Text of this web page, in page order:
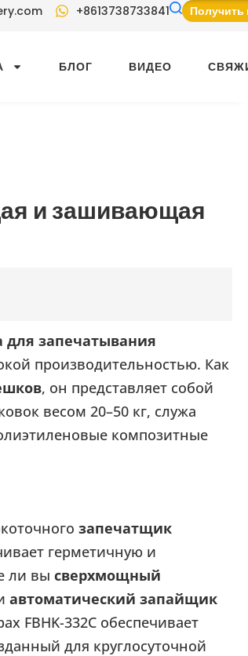
+8613738733841 Получить
БЛОГ ВИДЕО
и зашивающая
запечатывания
производительностью. Как
, он представляет собой
весом 20–50 кг, служа
композитные
запечатщик
герметичную и
ли вы сверхмощный
автоматический запайщик
FBHK-332C обеспечивает
для круглосуточной